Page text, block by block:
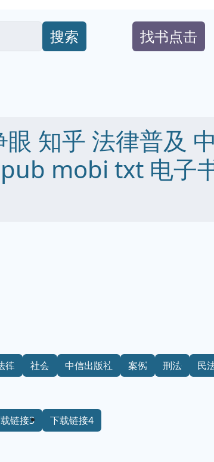
搜索 找书点击
知乎 法律普及
mobi txt 电子
律 社会 中信出版社 案例 刑法
民
链接3 下载链接4